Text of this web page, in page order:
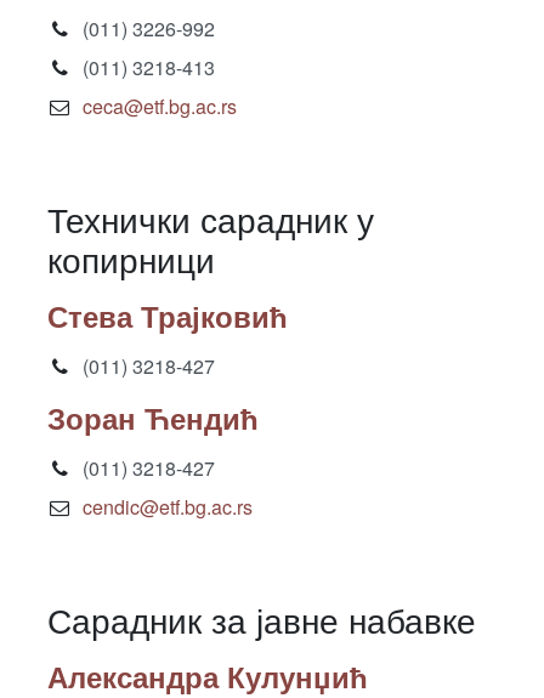
(011) 3226-992
(011) 3218-413
ceca@etf.bg.ac.rs
Технички сарадник у
копирници
Стева Трајковић
(011) 3218-427
Зоран Ћендић
(011) 3218-427
cendic@etf.bg.ac.rs
Сарадник за јавне набавке
Александра Кулунџић